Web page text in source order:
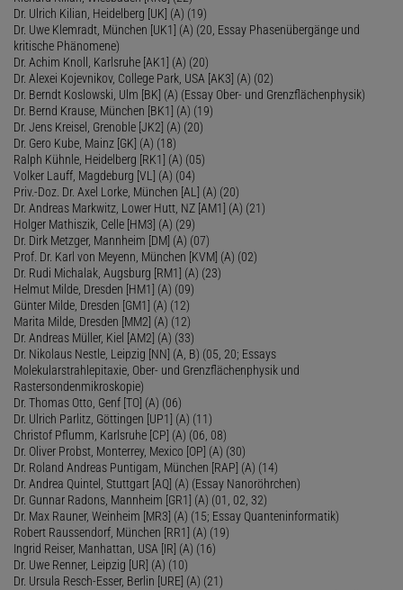
Dr. Ulrich Kilian, Heidelberg [UK] (A) (19)
Dr. Uwe Klemradt, München [UK1] (A) (20, Essay Phasenübergänge und
kritische Phänomene)
Dr. Achim Knoll, Karlsruhe [AK1] (A) (20)
Dr. Alexei Kojevnikov, College Park, USA [AK3] (A) (02)
Dr. Berndt Koslowski, Ulm [BK] (A) (Essay Ober- und Grenzflächenphysik)
Dr. Bernd Krause, München [BK1] (A) (19)
Dr. Jens Kreisel, Grenoble [JK2] (A) (20)
Dr. Gero Kube, Mainz [GK] (A) (18)
Ralph Kühnle, Heidelberg [RK1] (A) (05)
Volker Lauff, Magdeburg [VL] (A) (04)
Priv.-Doz. Dr. Axel Lorke, München [AL] (A) (20)
Dr. Andreas Markwitz, Lower Hutt, NZ [AM1] (A) (21)
Holger Mathiszik, Celle [HM3] (A) (29)
Dr. Dirk Metzger, Mannheim [DM] (A) (07)
Prof. Dr. Karl von Meyenn, München [KVM] (A) (02)
Dr. Rudi Michalak, Augsburg [RM1] (A) (23)
Helmut Milde, Dresden [HM1] (A) (09)
Günter Milde, Dresden [GM1] (A) (12)
Marita Milde, Dresden [MM2] (A) (12)
Dr. Andreas Müller, Kiel [AM2] (A) (33)
Dr. Nikolaus Nestle, Leipzig [NN] (A, B) (05, 20; Essays
Molekularstrahlepitaxie, Ober- und Grenzflächenphysik und
Rastersondenmikroskopie)
Dr. Thomas Otto, Genf [TO] (A) (06)
Dr. Ulrich Parlitz, Göttingen [UP1] (A) (11)
Christof Pflumm, Karlsruhe [CP] (A) (06, 08)
Dr. Oliver Probst, Monterrey, Mexico [OP] (A) (30)
Dr. Roland Andreas Puntigam, München [RAP] (A) (14)
Dr. Andrea Quintel, Stuttgart [AQ] (A) (Essay Nanoröhrchen)
Dr. Gunnar Radons, Mannheim [GR1] (A) (01, 02, 32)
Dr. Max Rauner, Weinheim [MR3] (A) (15; Essay Quanteninformatik)
Robert Raussendorf, München [RR1] (A) (19)
Ingrid Reiser, Manhattan, USA [IR] (A) (16)
Dr. Uwe Renner, Leipzig [UR] (A) (10)
Dr. Ursula Resch-Esser, Berlin [URE] (A) (21)